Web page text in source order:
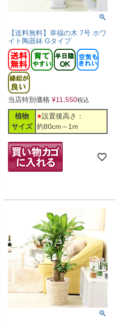
【送料無料】幸福の木 7号 ホワ
イト陶器鉢 Gタイプ
当店特別価格 ¥11,550税込
植物
サイズ
設置後高さ：
約80cm～1m